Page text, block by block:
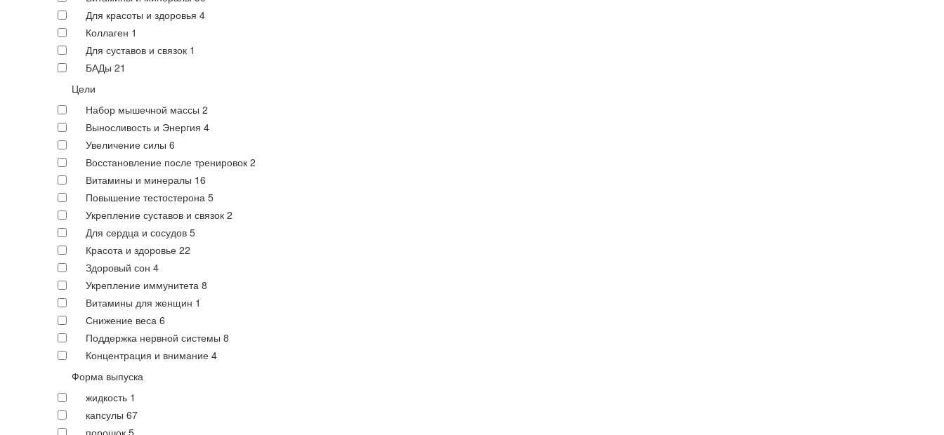
Для красоты и здоровья 4
Коллаген 1
Для суставов и связок 1
БАДы 21
Цели
Набор мышечной массы 2
Выносливость и Энергия 4
Увеличение силы 6
Восстановление после тренировок 2
Витамины и минералы 16
Повышение тестостерона 5
Укрепление суставов и связок 2
Для сердца и сосудов 5
Красота и здоровье 22
Здоровый сон 4
Укрепление иммунитета 8
Витамины для женщин 1
Снижение веса 6
Поддержка нервной системы 8
Концентрация и внимание 4
Форма выпуска
жидкость 1
капсулы 67
порошок 5